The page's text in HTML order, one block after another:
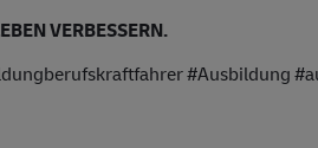
VERBESSERN.
#Ausbildung